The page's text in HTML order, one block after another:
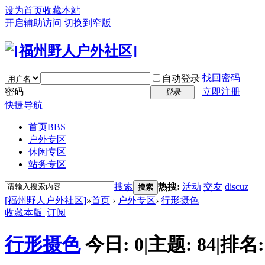
设为首页收藏本站
开启辅助访问 切换到窄版
自动登录 找回密码
密码
登录
立即注册
快捷导航
首页BBS
户外专区
休闲专区
站务专区
搜索 搜索 热搜: 活动 交友 discuz
[福州野人户外社区]»首页 › 户外专区› 行形摄色
收藏本版 |订阅
行形摄色 今日: 0|主题: 84|排